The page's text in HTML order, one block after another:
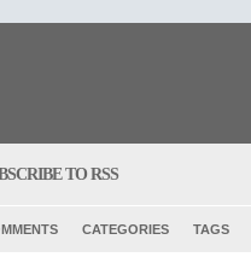
TO RSS
CATEGORIES TAGS